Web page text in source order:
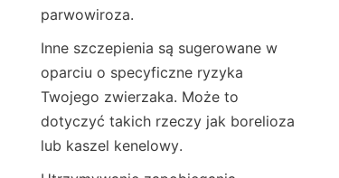
parwowiroza.
Inne szczepienia są sugerowane w
oparciu o specyficzne ryzyka
Twojego zwierzaka. Może to
dotyczyć takich rzeczy jak borelioza
lub kaszel kenelowy.